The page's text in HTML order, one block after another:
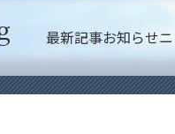
最新記事お知らせ